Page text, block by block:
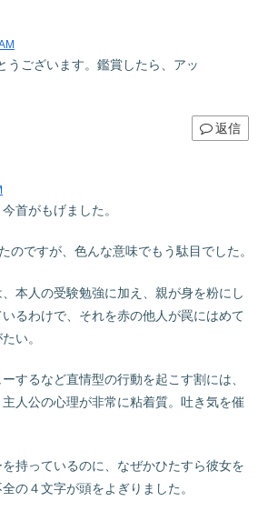
うございます。鑑賞したら、アッ
返信
首がもげました。
のですが、色んな意味でもう駄目でした。
本人の受験勉強に加え、親が身を粉にし
るわけで、それを赤の他人が罠にはめて
い。
するなど直情型の行動を起こす割には、
人公の心理が非常に粘着質。吐き気を催
持っているのに、なぜかひたすら彼女を
の４文字が頭をよぎりました。